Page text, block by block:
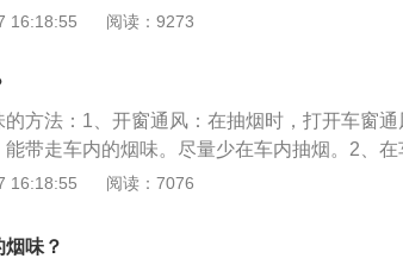
，释放负离子净化空气；3、放置柠檬、柚子
一种常用的杀菌方法，可以消灭使人和动物致
16:18:55 阅读：9273
的方法：1、开窗通风：在抽烟时，打开车窗
带走车内的烟味。尽量少在车内抽烟。2、在
（橘子皮、柚子皮、柠檬等）、茶叶包、竹
源。3、定期清洗内饰：定期清洗经常接触的
用车习惯。
16:18:55 阅读：7076
味？